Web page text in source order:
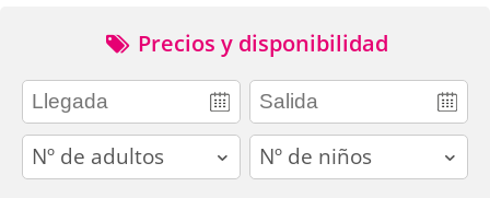
Precios y disponibilidad
adults children